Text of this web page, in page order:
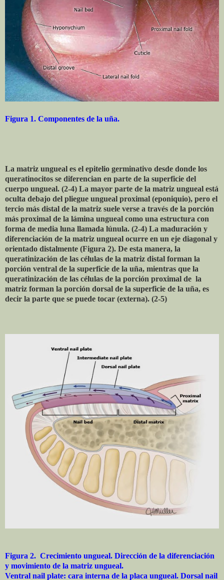
Figura 1. Componentes de la uña.
La matriz ungueal es el epitelio germinativo desde donde los
queratinocitos se diferencian en parte de la superficie del
cuerpo ungueal. (2-4) La mayor parte de la matriz ungueal está
oculta debajo del pliegue ungueal proximal (eponiquio), pero el
tercio más distal de la matriz suele verse a través de la porción
más proximal de la lámina ungueal como una estructura con
forma de media luna llamada lúnula. (2-4) La maduración y
diferenciación de la matriz ungueal ocurre en un eje diagonal y
orientado distalmente (Figura 2). De esta manera, la
queratinización de las células de la matriz distal forman la
porción ventral de la superficie de la uña, mientras que la
queratinización de las células de la porción proximal de la
matriz forman la porción dorsal de la superficie de la uña, es
decir la parte que se puede tocar (externa). (2-5)
Figura 2. Crecimiento ungueal. Dirección de la diferenciación
y movimiento de la matriz ungueal.
Ventral nail plate: cara interna de la placa ungueal. Dorsal nail